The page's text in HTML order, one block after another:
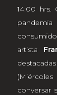
14:00 hrs.
artista
conversar